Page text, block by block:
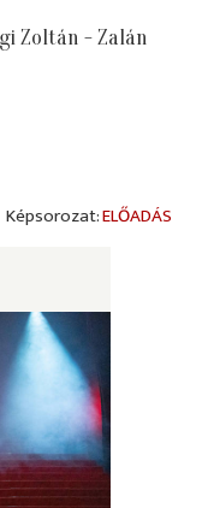
Zoltán - Zalán
ELŐADÁS